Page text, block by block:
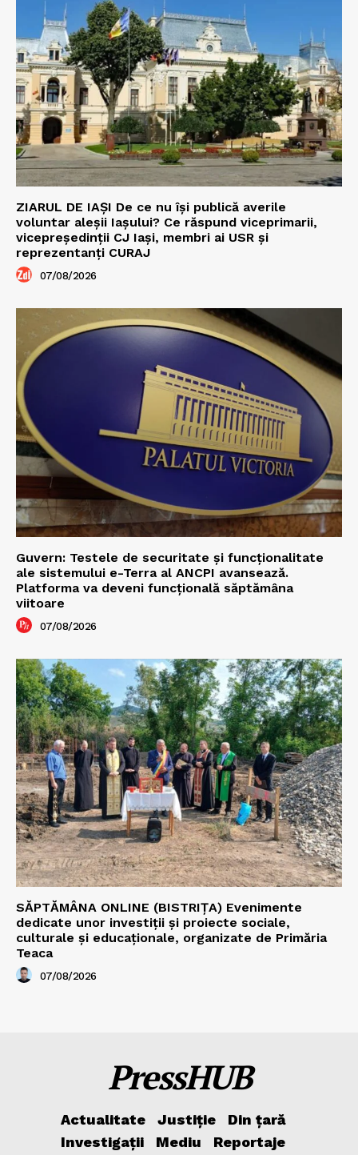
ZIARUL DE IAȘI De ce nu își publică averile
voluntar aleșii Iașului? Ce răspund viceprimarii,
vicepreședinții CJ Iași, membri ai USR și
reprezentanți CURAJ
07/08/2026
Guvern: Testele de securitate și funcționalitate
ale sistemului e-Terra al ANCPI avansează.
Platforma va deveni funcțională săptămâna
viitoare
07/08/2026
SĂPTĂMÂNA ONLINE (BISTRIȚA) Evenimente
dedicate unor investiții și proiecte sociale,
culturale și educaționale, organizate de Primăria
Teaca
07/08/2026
PressHUB
Actualitate Justiție
Din țară
Investigații
Mediu
Reportaje